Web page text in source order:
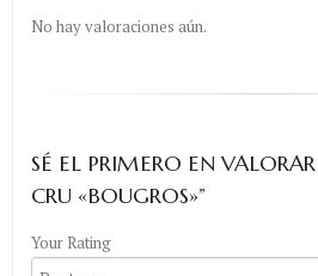
No hay valoraciones aún.
SÉ EL PRIMERO EN
CRU «BOUGROS»”
Your Rating